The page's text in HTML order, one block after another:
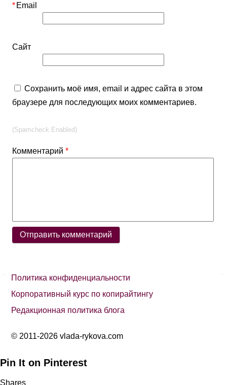
Комментарий*
Email
*
Сайт
Сохранить моё имя, email и адрес сайта в этом
браузере для последующих моих комментариев.
(Spamcheck Enabled)
Политика конфиденциальности
Корпоративный курс по копирайтингу
Редакционная политика блога
© 2011-2026 vlada-rykova.com
Pin It on Pinterest
Shares